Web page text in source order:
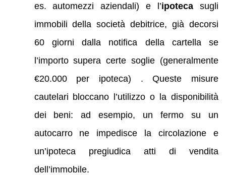
es. automezzi aziendali) e l’ipoteca sugli
immobili della società debitrice, già decorsi
60 giorni dalla notifica della cartella se
l’importo supera certe soglie (generalmente
€20.000 per ipoteca) . Queste misure
cautelari bloccano l’utilizzo o la disponibilità
dei beni: ad esempio, un fermo su un
autocarro ne impedisce la circolazione e
un’ipoteca pregiudica atti di vendita
dell’immobile.